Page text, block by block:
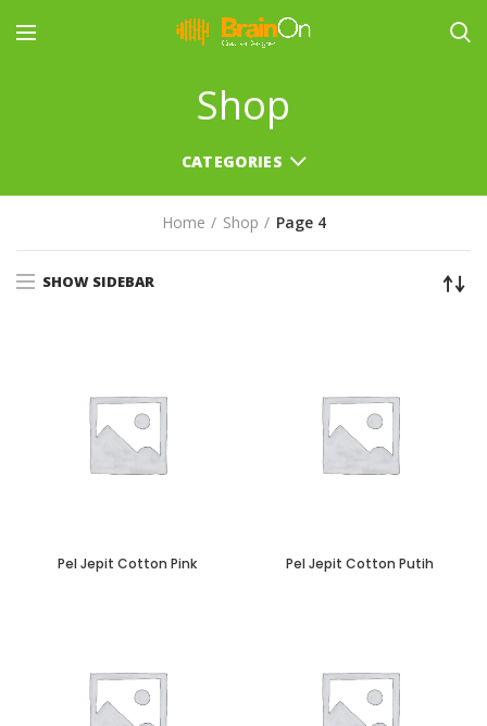
Shop
CATEGORIES
Home Shop Page 4
SHOW SIDEBAR
Pel Jepit Cotton Pink Pel Jepit Cotton Putih